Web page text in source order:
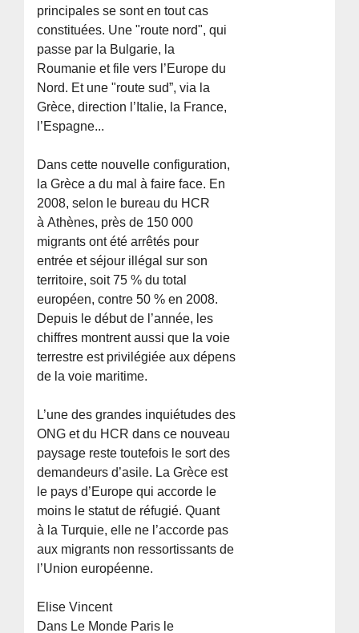
principales se sont en tout cas
constituées. Une "route nord", qui
passe par la Bulgarie, la
Roumanie et file vers l’Europe du
Nord. Et une "route sud”, via la
Grèce, direction l’Italie, la France,
l’Espagne...
Dans cette nouvelle configuration,
la Grèce a du mal à faire face. En
2008, selon le bureau du HCR
à Athènes, près de 150 000
migrants ont été arrêtés pour
entrée et séjour illégal sur son
territoire, soit 75 % du total
européen, contre 50 % en 2008.
Depuis le début de l’année, les
chiffres montrent aussi que la voie
terrestre est privilégiée aux dépens
de la voie maritime.
L’une des grandes inquiétudes des
ONG et du HCR dans ce nouveau
paysage reste toutefois le sort des
demandeurs d’asile. La Grèce est
le pays d’Europe qui accorde le
moins le statut de réfugié. Quant
à la Turquie, elle ne l’accorde pas
aux migrants non ressortissants de
l’Union européenne.
Elise Vincent
Dans Le Monde Paris le